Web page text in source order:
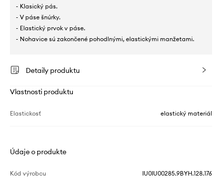
- Klasický pás.
- V páse šnúrky.
- Elastický prvok v páse.
- Nohavice sú zakončené pohodlnými, elastickými manžetami.
Detaily produktu
Vlastnosti produktu
Elastickosť elastický materiál
Údaje o produkte
Kód výrobcu IU0IU00285.9BYH.128.176